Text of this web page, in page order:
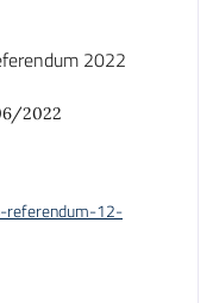
2022
2022
referendum-12-